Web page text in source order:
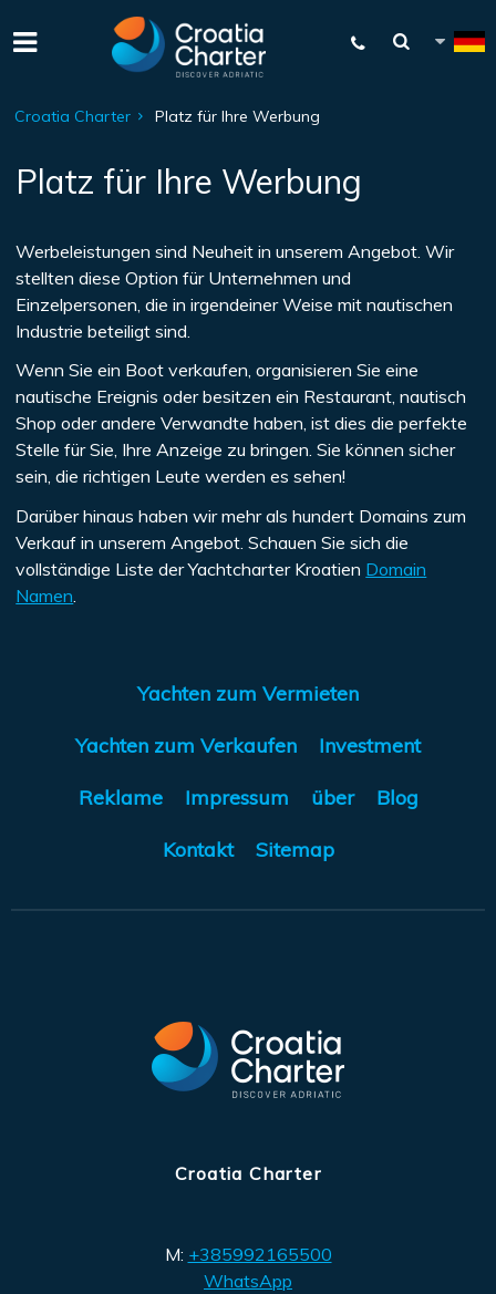
Croatia Charter Platz für Ihre Werbung
Platz für Ihre Werbung
Werbeleistungen sind Neuheit in unserem Angebot. Wir
stellten diese Option für Unternehmen und
Einzelpersonen, die in irgendeiner Weise mit nautischen
Industrie beteiligt sind.
Wenn Sie ein Boot verkaufen, organisieren Sie eine
nautische Ereignis oder besitzen ein Restaurant, nautisch
Shop oder andere Verwandte haben, ist dies die perfekte
Stelle für Sie, Ihre Anzeige zu bringen. Sie können sicher
sein, die richtigen Leute werden es sehen!
Darüber hinaus haben wir mehr als hundert Domains zum
Verkauf in unserem Angebot. Schauen Sie sich die
vollständige Liste der Yachtcharter Kroatien Domain
Namen
Yachten zum Vermieten
Yachten zum Verkaufen Investment
Reklame Impressum über Blog
Kontakt Sitemap
Croatia Charter
M: +385992165500
WhatsApp